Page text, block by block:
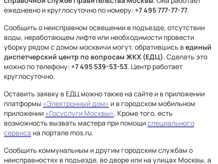
ежедневно и круглосуточно по номеру: +7 495 777-77-77.
Сообщить о неисправном освещении в подъезде, отсутствии
воды, неработающем лифте или необходимости провести
уборку рядом с домом москвичи могут, обратившись в единый
диспетчерский центр по вопросам ЖКХ (ЕДЦ). Сделать это
можно по телефону: +7 495 539-53-53. Центр работает
круглосуточно.
Оставить заявку в ЕДЦ можно также на сайте и в приложении
платформы «Электронный дом» и в городском мобильном
приложении «Госуслуги Москвы». Кроме того, есть
возможность вызвать мастера при помощиспециального
сервиса на портале mos.ru.
Сообщить коммунальным и другим городским службам о
неисправностях в подъезде, во дворе или на улицах Москвы, а